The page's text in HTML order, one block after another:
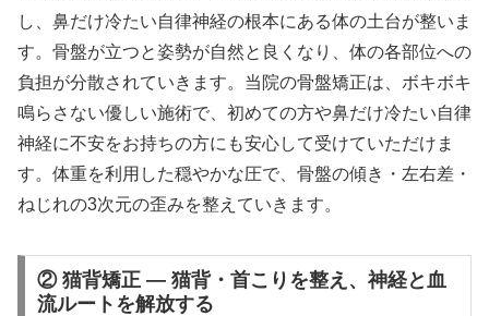
し、鼻だけ冷たい自律神経の根本にある体の土台が整いま
す。骨盤が立つと姿勢が自然と良くなり、体の各部位への
負担が分散されていきます。当院の骨盤矯正は、ボキボキ
鳴らさない優しい施術で、初めての方や鼻だけ冷たい自律
神経に不安をお持ちの方にも安心して受けていただけま
す。体重を利用した穏やかな圧で、骨盤の傾き・左右差・
ねじれの3次元の歪みを整えていきます。
② 猫背矯正 — 猫背・首こりを整え、神経と血
流ルートを解放する